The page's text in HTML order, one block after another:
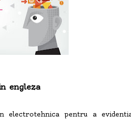
engleza
pentru a